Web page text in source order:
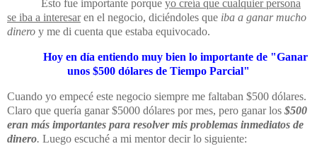
Esto fue importante porque yo creía que cualquier persona
se iba a interesaren el negocio, diciéndoles que iba a ganar mucho
dinero y me di cuenta que estaba equivocado.
Hoy en día entiendo muy bien lo importante de "Ganar
unos $500 dólares de Tiempo Parcial"
Cuando yo empecé este negocio siempre me faltaban $500 dólares.
Claro que quería ganar $5000 dólares por mes, pero ganar los $500
eran más importantes para resolver mis problemas inmediatos de
dinero. Luego escuché a mi mentor decir lo siguiente: